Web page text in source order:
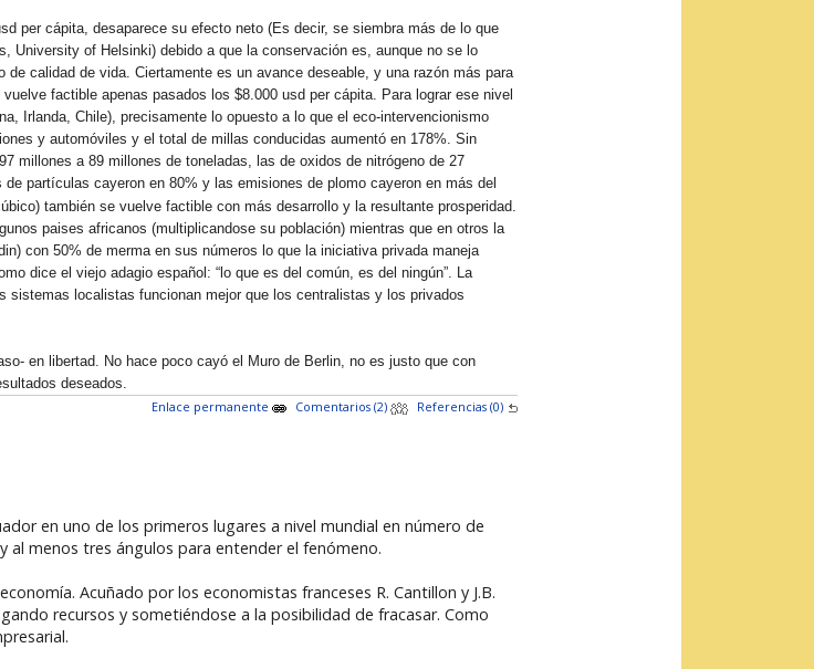
per cápita, desaparece su efecto neto (Es decir, se siembra más de lo que
University of Helsinki) debido a que la conservación es, aunque no se lo
calidad de vida. Ciertamente es un avance deseable, y una razón más para
factible apenas pasados los $8.000 usd per cápita. Para lograr ese nivel
Irlanda, Chile), precisamente lo opuesto a lo que el eco-intervencionismo
y automóviles y el total de millas conducidas aumentó en 178%. Sin
millones a 89 millones de toneladas, las de oxidos de nitrógeno de 27
partículas cayeron en 80% y las emisiones de plomo cayeron en más del
también se vuelve factible con más desarrollo y la resultante prosperidad.
paises africanos (multiplicandose su población) mientras que en otros la
con 50% de merma en sus números lo que la iniciativa privada maneja
dice el viejo adagio español: “lo que es del común, es del ningún”. La
sistemas localistas funcionan mejor que los centralistas y los privados
en libertad. No hace poco cayó el Muro de Berlin, no es justo que con
deseados.
Enlace permanente
Comentarios (2) Referencias (0)
en uno de los primeros lugares a nivel mundial en número de
menos tres ángulos para entender el fenómeno.
Acuñado por los economistas franceses R. Cantillon y J.B.
recursos y sometiéndose a la posibilidad de fracasar. Como